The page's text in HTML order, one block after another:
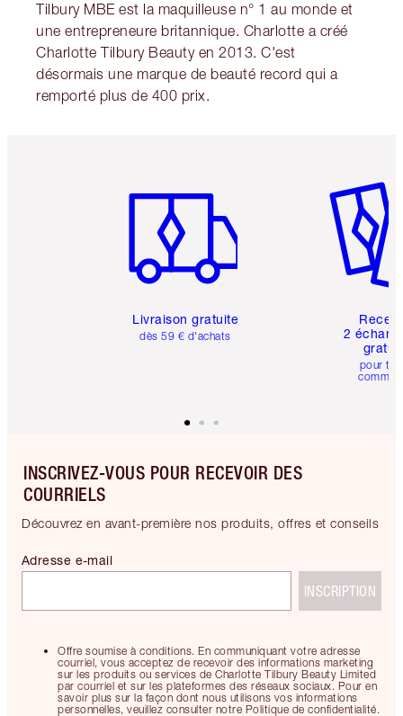
Tilbury MBE est la maquilleuse n° 1 au monde et
une entrepreneure britannique. Charlotte a créé
Charlotte Tilbury Beauty en 2013. C'est
désormais une marque de beauté record qui a
remporté plus de 400 prix.
Livraison gratuite
dès 59 € d'achats
2
pour
INSCRIVEZ-VOUS POUR RECEVOIR DES
COURRIELS
Découvrez en avant-première nos produits, offres et conseils
Offre soumise à conditions. En communiquant votre adresse
courriel, vous acceptez de recevoir des informations marketing
sur les produits ou services de Charlotte Tilbury Beauty Limited
par courriel et sur les plateformes des réseaux sociaux. Pour en
savoir plus sur la façon dont nous utilisons vos informations
personnelles, veuillez consulter notre Politique de confidentialité.
Adresse e-mail
INSCRIPTION